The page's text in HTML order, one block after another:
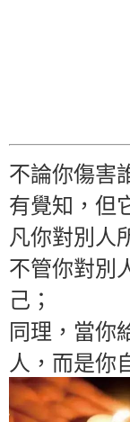
不論你傷害
有覺知，但
凡你對別人
不管你對別
己；
同理，當你
人，而是你